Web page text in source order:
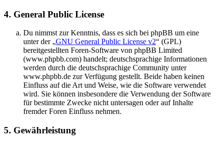
4. General Public License
Du nimmst zur Kenntnis, dass es sich bei phpBB um eine
unter der „GNU General Public License v2“ (GPL)
bereitgestellten Foren-Software von phpBB Limited
(www.phpbb.com) handelt; deutschsprachige Informationen
werden durch die deutschsprachige Community unter
www.phpbb.de zur Verfügung gestellt. Beide haben keinen
Einfluss auf die Art und Weise, wie die Software verwendet
wird. Sie können insbesondere die Verwendung der Software
für bestimmte Zwecke nicht untersagen oder auf Inhalte
fremder Foren Einfluss nehmen.
5. Gewährleistung